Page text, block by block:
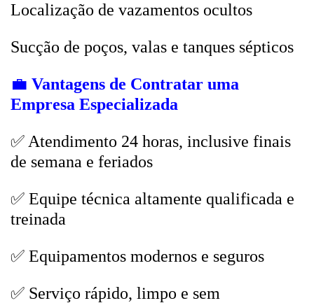
Localização de vazamentos ocultos
Sucção de poços, valas e tanques sépticos
💼 Vantagens de Contratar uma
Empresa Especializada
✅ Atendimento 24 horas, inclusive finais
de semana e feriados
✅ Equipe técnica altamente qualificada e
treinada
✅ Equipamentos modernos e seguros
✅ Serviço rápido, limpo e sem